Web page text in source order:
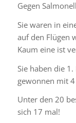
Gegen
Sie waren in
auf den Flügen
Kaum eine ist
Sie haben die
gewonnen mit
Unter den 20
sich 17 mal!